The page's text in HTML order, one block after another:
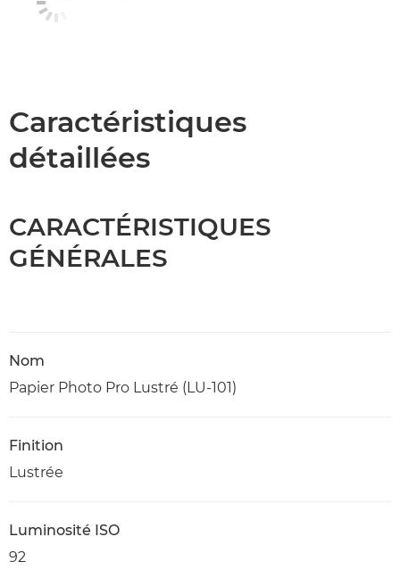
Caractéristiques
détaillées
CARACTÉRISTIQUES
GÉNÉRALES
Nom
Papier Photo Pro Lustré (LU-101)
Finition
Lustrée
Luminosité ISO
92